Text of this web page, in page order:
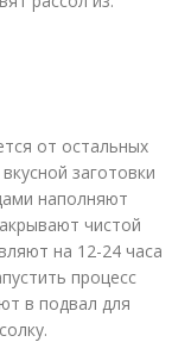
от остальных
заготовки
наполняют
чистой
на 12-24 часа
процесс
в подвал для